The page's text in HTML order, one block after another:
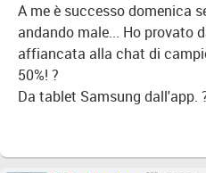
A me è successo domenica
andando male... Ho provato
affiancata alla chat di
50%! ?
Da tablet Samsung dall'app.